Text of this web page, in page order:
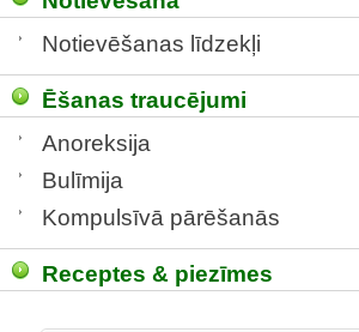
Notievēšanas līdzekļi
Ēšanas traucējumi
Anoreksija
Bulīmija
Kompulsīvā pārēšanās
Receptes & piezīmes